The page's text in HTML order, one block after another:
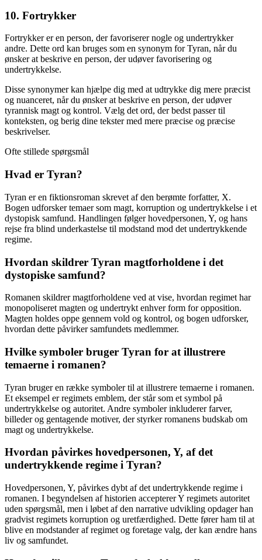
10. Fortrykker
Fortrykker er en person, der favoriserer nogle og undertrykker
andre. Dette ord kan bruges som en synonym for Tyran, når du
ønsker at beskrive en person, der udøver favorisering og
undertrykkelse.
Disse synonymer kan hjælpe dig med at udtrykke dig mere præcist
og nuanceret, når du ønsker at beskrive en person, der udøver
tyrannisk magt og kontrol. Vælg det ord, der bedst passer til
konteksten, og berig dine tekster med mere præcise og præcise
beskrivelser.
Ofte stillede spørgsmål
Hvad er Tyran?
Tyran er en fiktionsroman skrevet af den berømte forfatter, X.
Bogen udforsker temaer som magt, korruption og undertrykkelse i et
dystopisk samfund. Handlingen følger hovedpersonen, Y, og hans
rejse fra blind underkastelse til modstand mod det undertrykkende
regime.
Hvordan skildrer Tyran magtforholdene i det
dystopiske samfund?
Romanen skildrer magtforholdene ved at vise, hvordan regimet har
monopoliseret magten og undertrykt enhver form for opposition.
Magten holdes oppe gennem vold og kontrol, og bogen udforsker,
hvordan dette påvirker samfundets medlemmer.
Hvilke symboler bruger Tyran for at illustrere
temaerne i romanen?
Tyran bruger en række symboler til at illustrere temaerne i romanen.
Et eksempel er regimets emblem, der står som et symbol på
undertrykkelse og autoritet. Andre symboler inkluderer farver,
billeder og gentagende motiver, der styrker romanens budskab om
magt og undertrykkelse.
Hvordan påvirkes hovedpersonen, Y, af det
undertrykkende regime i Tyran?
Hovedpersonen, Y, påvirkes dybt af det undertrykkende regime i
romanen. I begyndelsen af ​​historien accepterer Y regimets autoritet
uden spørgsmål, men i løbet af den narrative udvikling opdager han
gradvist regimets korruption og uretfærdighed. Dette fører ham til at
blive en modstander af regimet og foretage valg, der kan ændre hans
liv og samfundet.